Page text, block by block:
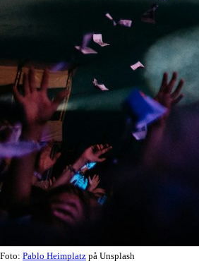
Foto: Pablo Heimplatz på Unsplash